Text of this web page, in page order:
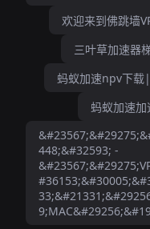
欢迎来到佛跳墙
三叶草加速器
蚂蚁加速npv下
蚂蚁加速
448;&#32593; -